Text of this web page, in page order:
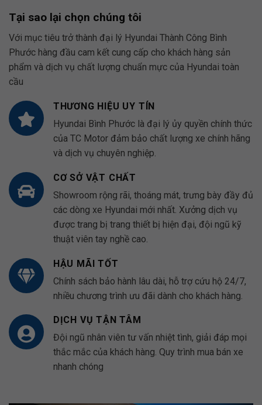
Tại sao lại chọn chúng tôi
Với mục tiêu trở thành đại lý Hyundai Thành Công Bình
Phước hàng đầu cam kết cung cấp cho khách hàng sản
phẩm và dịch vụ chất lượng chuẩn mực của Hyundai toàn
cầu
THƯƠNG HIỆU UY TÍN
Hyundai Bình Phước là đại lý ủy quyền chính thức
của TC Motor đảm bảo chất lượng xe chính hãng
và dịch vụ chuyên nghiệp.
CƠ SỞ VẬT CHẤT
Showroom rộng rãi, thoáng mát, trưng bày đầy đủ
các dòng xe Hyundai mới nhất. Xưởng dịch vụ
được trang bị trang thiết bị hiện đại, đội ngũ kỹ
thuật viên tay nghề cao.
HẬU MÃI TỐT
Chính sách bảo hành lâu dài, hỗ trợ cứu hộ 24/7,
nhiều chương trình ưu đãi dành cho khách hàng.
DỊCH VỤ TẬN TÂM
Đội ngũ nhân viên tư vấn nhiệt tình, giải đáp mọi
thắc mắc của khách hàng. Quy trình mua bán xe
nhanh chóng